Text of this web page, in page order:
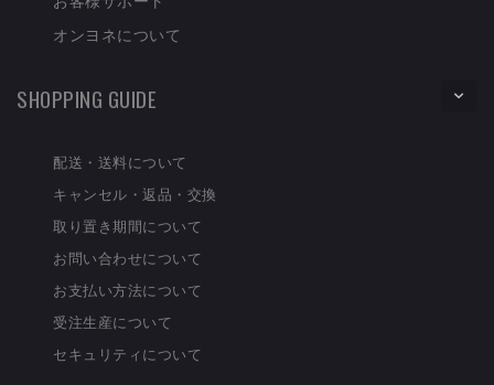
オンヨネについて
SHOPPING GUIDE
配送・送料について
キャンセル・返品・交換
取り置き期間について
お問い合わせについて
お支払い方法について
受注生産について
セキュリティについて